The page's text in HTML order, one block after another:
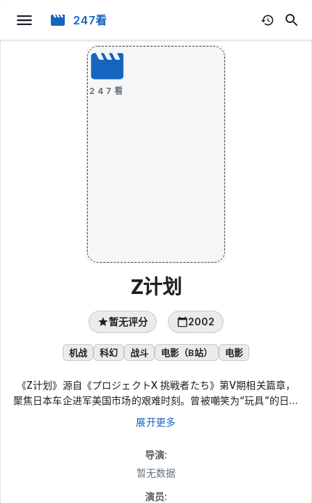
247看
247看
Z计划
暂无评分 2002
机战 科幻 战斗 电影（B站） 电影
《Z计划》源自《プロジェクトX 挑戦者たち》第V期相关篇章，
聚焦日本车企进军美国市场的艰难时刻。曾被嘲笑为“玩具”的日本
车在西海岸高速公路上屡遭质疑，厂商几近撤退。一个被冷落部门
的员工却押上一切，启动象征背水一战的Z计划，面对车身设计、
展开更多
导演:
暂无数据
演员: